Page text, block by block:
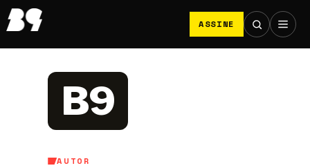
ASSINE
AUTOR
B9